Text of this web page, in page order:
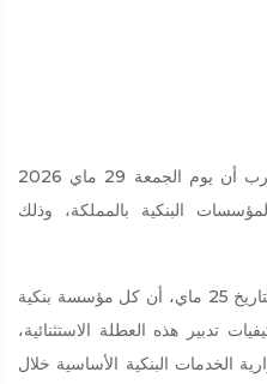
أعلنت المجموعة المهنية لبنوك المغرب أن يوم الجمعة 29 ماي 2026
البنكية بالمملكة، وذلك
وأوضحت المجموعة، في بلاغ صادر بتاريخ 25 ماي، أن كل مؤسسة بنكية
تدبير هذه العطلة الاستثنائية،
الخدمات البنكية الأساسية خلال